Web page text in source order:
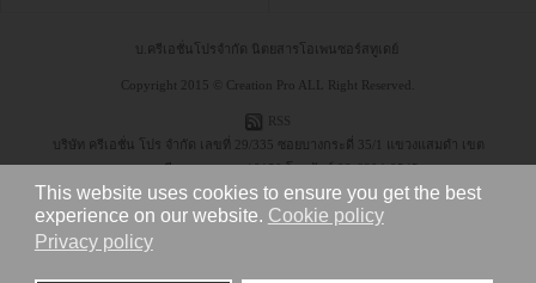
This website uses cookies to ensure you get the best
experience on our website. Cookie policy
Privacy policy
บ.ครีเอชั่นโปรจำกัด นิตยสารโอเพนซอร์สทูเดย์
Copyright 2015 © Creation Pro ALL Right Reserved.
RSS
บริษัท ครีเอชั่น โปร จำกัด เลขที่ 29/335 ซอยบางกระดี่ 35/1 แขวงแสมดำ เขต
บางขุนเทียน กรุงเทพฯ 10150 โทรศัพท์ 08-6304-9545